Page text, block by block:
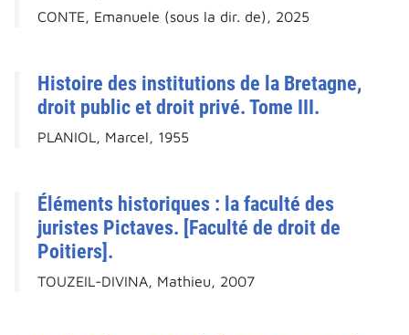
CONTE, Emanuele (sous la dir. de), 2025
Histoire des institutions de la Bretagne,
droit public et droit privé. Tome III.
PLANIOL, Marcel, 1955
Éléments historiques : la faculté des
juristes Pictaves. [Faculté de droit de
Poitiers].
TOUZEIL-DIVINA, Mathieu, 2007